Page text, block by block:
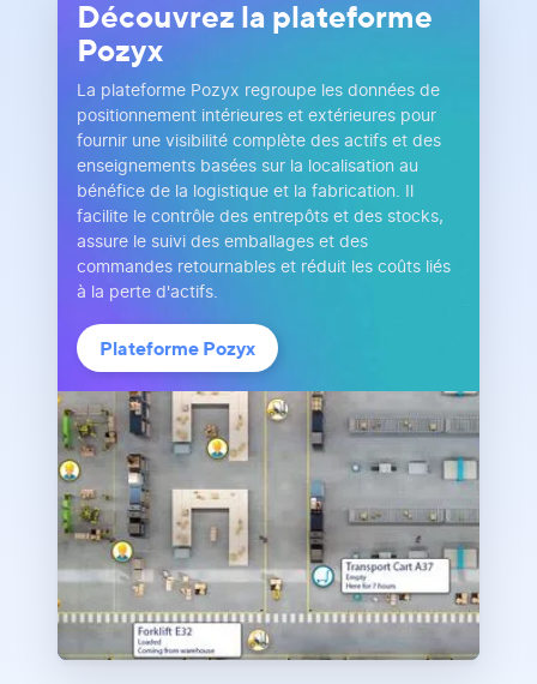
Découvrez la plateforme
Pozyx
La plateforme Pozyx regroupe les données de
positionnement intérieures et extérieures pour
fournir une visibilité complète des actifs et des
enseignements basées sur la localisation au
bénéfice de la logistique et la fabrication. Il
facilite le contrôle des entrepôts et des stocks,
assure le suivi des emballages et des
commandes retournables et réduit les coûts liés
à la perte d'actifs.
Plateforme Pozyx